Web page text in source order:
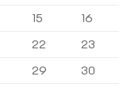
15
16
22
23
29
30